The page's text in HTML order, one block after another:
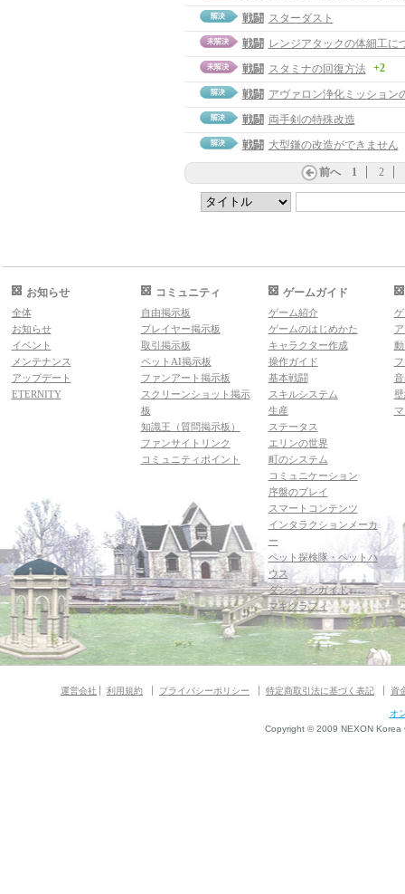
戦闘 スターダスト
戦闘 レンジアタックの体細工に
戦闘 スタミナの回復方法 +2
戦闘 アヴァロン浄化ミッション
戦闘 両手剣の特殊改造
戦闘 大型鎌の改造ができません
前へ 1 2
お知らせ
全体
お知らせ
イベント
メンテナンス
アップデート
ETERNITY
コミュニティ
自由掲示板
プレイヤー掲示板
取引掲示板
ペットAI掲示板
ファンアート掲示板
スクリーンショット掲示
板
知識王（質問掲示板）
ファンサイトリンク
コミュニティポイント
ゲームガイド
ゲーム紹介
ゲームのはじめかた
キャラクター作成
操作ガイド
基本戦闘
スキルシステム
生産
ステータス
エリンの世界
町のシステム
コミュニケーション
序盤のプレイ
スマートコンテンツ
インタラクションメーカ
ー
ペット探検隊・ペットハ
ウス
ダンジョンガイド
マギグラフィ
運営会社 利用規約 プライバシーポリシー 特定商取引法に基づく表記 資
オ
Copyright © 2009 NEXON Korea